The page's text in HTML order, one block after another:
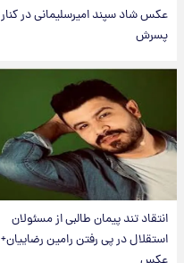
عکس شاد سپند امیرسلیمانی در کنار
پسرش
انتقاد تند پیمان طالبی از مسئولان
استقلال در پی رفتن رامین رضاییان+